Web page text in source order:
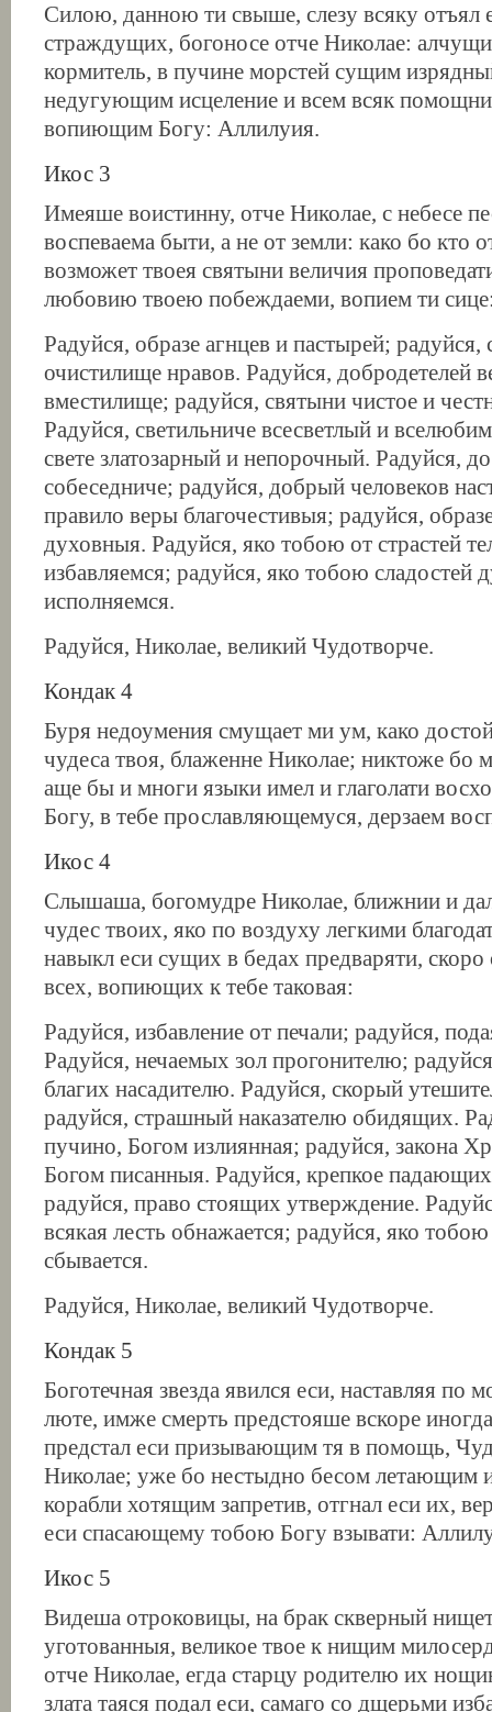
Силою, данною ти свыше, слезу всяку отъял
страждущих, богоносе отче Николае:
кормитель, в пучине морстей сущим
недугующим исцеление и всем всяк
вопиющим Богу: Аллилуия.
Икос 3
Имеяше воистинну, отче Николае, с небесе
воспеваема быти, а не от земли: како бо кто
возможет твоея святыни величия
любовию твоею побеждаеми, вопием ти
Радуйся, образе агнцев и пастырей; радуйся,
очистилище нравов. Радуйся, добродетелей
вместилище; радуйся, святыни чистое и
Радуйся, светильниче всесветлый и
свете златозарный и непорочный. Радуйся,
собеседниче; радуйся, добрый человеков
правило веры благочестивыя; радуйся,
духовныя. Радуйся, яко тобою от страстей
избавляемся; радуйся, яко тобою сладостей
исполняемся.
Радуйся, Николае, великий Чудотворче.
Кондак 4
Буря недоумения смущает ми ум, како
чудеса твоя, блаженне Николае; никтоже бо
аще бы и многи языки имел и глаголати
Богу, в тебе прославляющемуся, дерзаем
Икос 4
Слышаша, богомудре Николае, ближнии и
чудес твоих, яко по воздуху легкими
навыкл еси сущих в бедах предваряти, скоро
всех, вопиющих к тебе таковая:
Радуйся, избавление от печали; радуйся,
Радуйся, нечаемых зол прогонителю;
благих насадителю. Радуйся, скорый
радуйся, страшный наказателю обидящих.
пучино, Богом излиянная; радуйся, закона
Богом писанныя. Радуйся, крепкое
радуйся, право стоящих утверждение.
всякая лесть обнажается; радуйся, яко
сбывается.
Радуйся, Николае, великий Чудотворче.
Кондак 5
Боготечная звезда явился еси, наставляя
люте, имже смерть предстояше вскоре
предстал еси призывающим тя в помощь,
Николае; уже бо нестыдно бесом летающим
корабли хотящим запретив, отгнал еси их,
еси спасающему тобою Богу взывати:
Икос 5
Видеша отроковицы, на брак скверный
уготованныя, великое твое к нищим
отче Николае, егда старцу родителю их
злата таяся подал еси, самаго со дщерьми